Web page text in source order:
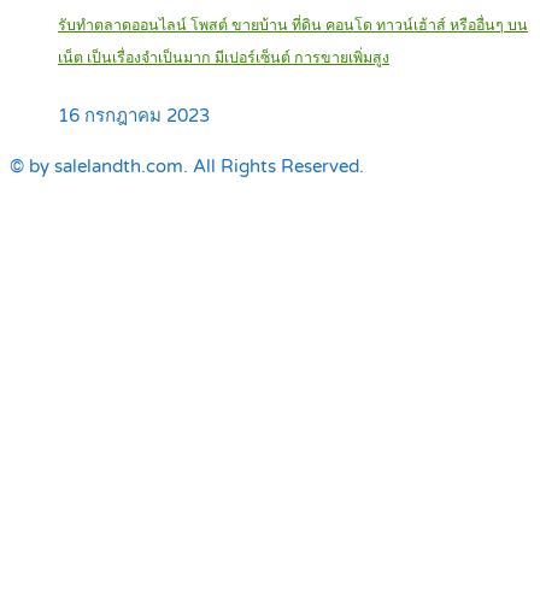
รับทำตลาดออนไลน์ โพสต์ ขายบ้าน ที่ดิน คอนโด ทาวน์เฮ้าส์ หรืออื่นๆ บน
เน็ต เป็นเรื่องจำเป็นมาก มีเปอร์เซ็นต์ การขายเพิ่มสูง
16 กรกฎาคม 2023
© by salelandth.com. All Rights Reserved.